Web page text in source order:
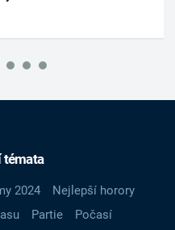
témata
2024
Nejlepší horory
Partie
Počasí